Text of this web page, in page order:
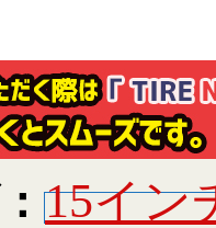
15イン